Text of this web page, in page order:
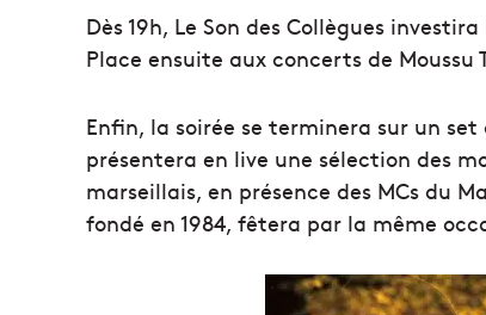
Dès 19h, Le Son des Collègues
Place ensuite aux concerts de Moussu
Enfin, la soirée se terminera sur un set
présentera en live une sélection des
marseillais, en présence des MCs du
fondé en 1984, fêtera par la même